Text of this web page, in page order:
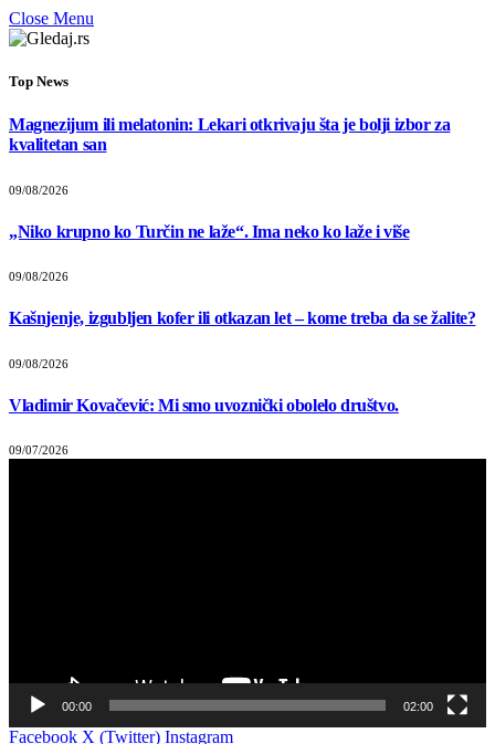
Close Menu
Top News
Magnezijum ili melatonin: Lekari otkrivaju šta je bolji izbor za
kvalitetan san
09/08/2026
„Niko krupno ko Turčin ne laže“. Ima neko ko laže i više
09/08/2026
Kašnjenje, izgubljen kofer ili otkazan let – kome treba da se žalite?
09/08/2026
Vladimir Kovačević: Mi smo uvoznički obolelo društvo.
09/07/2026
00:00 02:00
Facebook X (Twitter) Instagram